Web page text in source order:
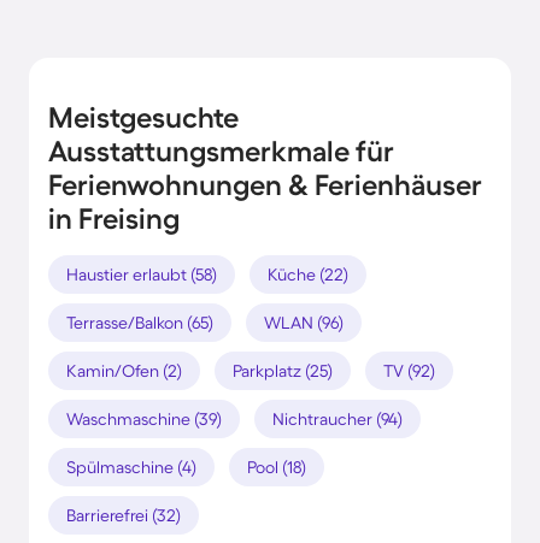
Meistgesuchte
Ausstattungsmerkmale für
Ferienwohnungen & Ferienhäuser
in Freising
Haustier erlaubt (58) Küche (22)
Terrasse/Balkon (65) WLAN (96)
Kamin/Ofen (2) Parkplatz (25) TV (92)
Waschmaschine (39) Nichtraucher (94)
Spülmaschine (4) Pool (18)
Barrierefrei (32)